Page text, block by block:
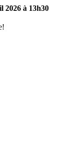
2026 à 13h30